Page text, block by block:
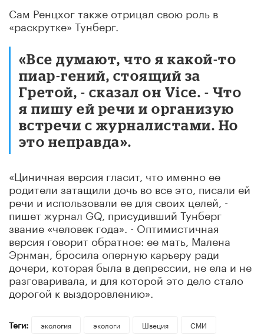
Сам Ренцхог также отрицал свою роль в
«раскрутке» Тунберг.
«Все думают, что я какой-то
пиар-гений, стоящий за
Гретой, - сказал он Vice. - Что
я пишу ей речи и организую
встречи с журналистами. Но
это неправда».
«Циничная версия гласит, что именно ее
родители затащили дочь во все это, писали ей
речи и использовали ее для своих целей, -
пишет журнал GQ, присудивший Тунберг
звание «человек года». - Оптимистичная
версия говорит обратное: ее мать, Малена
Эрнман, бросила оперную карьеру ради
дочери, которая была в депрессии, не ела и не
разговаривала, и для которой это дело стало
дорогой к выздоровлению».
Теги: экология экологи Швеция
СМИ